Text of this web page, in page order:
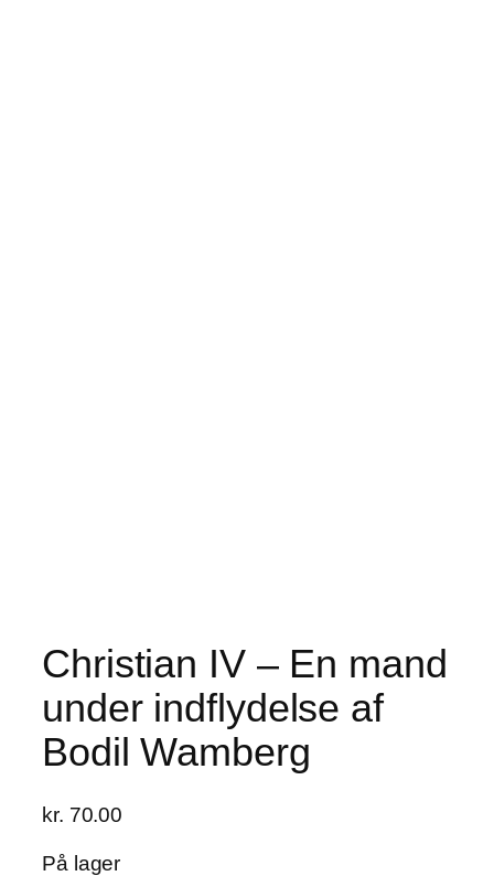
Christian IV – En mand
under indflydelse af
Bodil Wamberg
kr. 70.00
På lager